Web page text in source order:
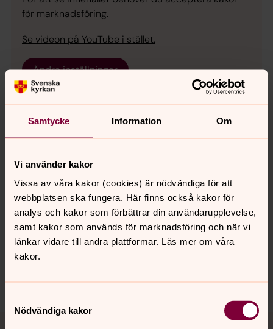
Samtycke Information Om
Vi använder kakor
Vissa av våra kakor (cookies) är nödvändiga för att
webbplatsen ska fungera. Här finns också kakor för
analys och kakor som förbättrar din användarupplevelse,
samt kakor som används för marknadsföring och när vi
länkar vidare till andra plattformar. Läs mer om våra
kakor.
Nödvändiga kakor
för marknadsföring.
Se videon på YouTube i stället.
Ändra inställningar
Bokmässans unga har intervjuat
2021
Här kan ni titta på deras filmer! Bland de intervjuade
finns Mats Jonsson, Vigdis Hjorth, Ann-Helén Laestadius,
Jenny Jägerfeld, Oskar Kroon och Göran Greider.
Tillbaka till toppen
Tillbaka till innehållet